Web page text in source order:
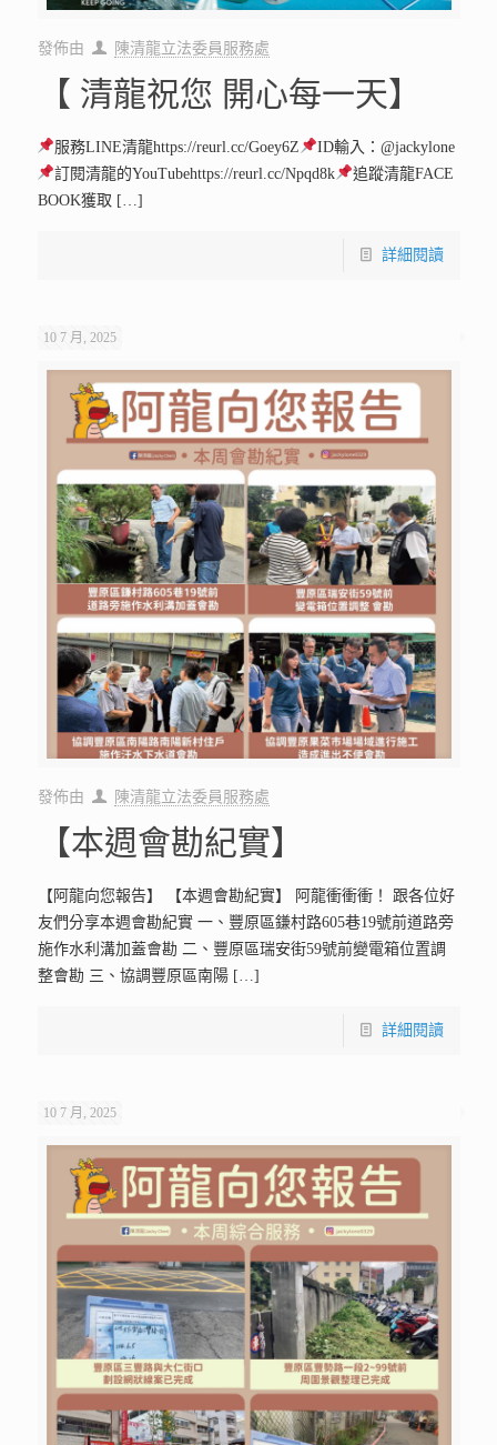
發佈由 陳清龍立法委員服務處
【 清龍祝您 開心每一天】
服務LINE清龍https://reurl.cc/Goey6Z
ID輸入：@jackylone
訂閱清龍的YouTubehttps://reurl.cc/Npqd8k
追蹤清龍FACE
BOOK獲取 […]
詳細閱讀
10 7 月, 2025
發佈由 陳清龍立法委員服務處
【本週會勘紀實】
【阿龍向您報告】 【本週會勘紀實】 阿龍衝衝衝！ 跟各位好
友們分享本週會勘紀實 一、豐原區鎌村路605巷19號前道路旁
施作水利溝加蓋會勘 二、豐原區瑞安街59號前變電箱位置調
整會勘 三、協調豐原區南陽[…]
詳細閱讀
10 7 月, 2025